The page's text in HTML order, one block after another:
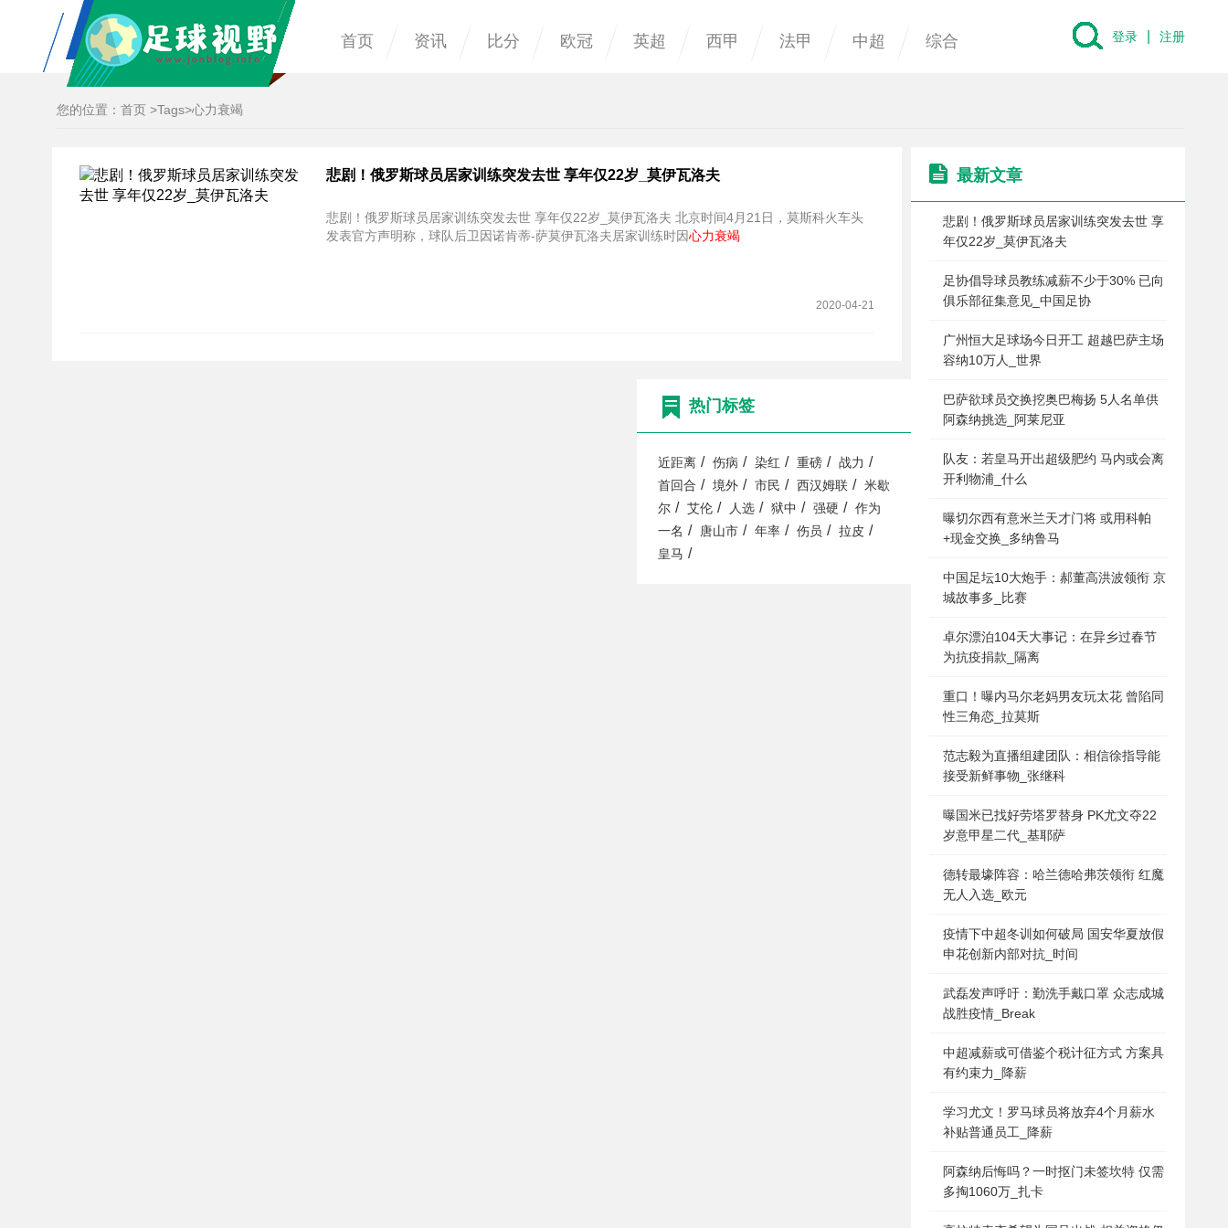
首页 资讯 比分 欧冠 英超 西甲 法甲 中超 综合 登录 注册
您的位置： 首页 >Tags>心力衰竭
悲剧！俄罗斯球员居家训练突发去世 享年仅22岁_莫伊瓦洛夫
悲剧！俄罗斯球员居家训练突发去世 享年仅22岁_莫伊瓦洛夫 北京时间4月21日，莫斯科火车头
发表官方声明称，球队后卫因诺肯蒂-萨莫伊瓦洛夫居家训练时因心力衰竭
2020-04-21
最新文章
悲剧！俄罗斯球员居家训练突发去世 享
年仅22岁_莫伊瓦洛夫
足协倡导球员教练减薪不少于30% 已向
俱乐部征集意见_中国足协
广州恒大足球场今日开工 超越巴萨主场
容纳10万人_世界
巴萨欲球员交换挖奥巴梅扬 5人名单供
阿森纳挑选_阿莱尼亚
队友：若皇马开出超级肥约 马内或会离
开利物浦_什么
曝切尔西有意米兰天才门将 或用科帕
+现金交换_多纳鲁马
中国足坛10大炮手：郝董高洪波领衔 京
城故事多_比赛
卓尔漂泊104天大事记：在异乡过春节
为抗疫捐款_隔离
重口！曝内马尔老妈男友玩太花 曾陷同
性三角恋_拉莫斯
范志毅为直播组建团队：相信徐指导能
接受新鲜事物_张继科
曝国米已找好劳塔罗替身 PK尤文夺22
岁意甲星二代_基耶萨
德转最壕阵容：哈兰德哈弗茨领衔 红魔
无人入选_欧元
疫情下中超冬训如何破局 国安华夏放假
申花创新内部对抗_时间
武磊发声呼吁：勤洗手戴口罩 众志成城
战胜疫情_Break
中超减薪或可借鉴个税计征方式 方案具
有约束力_降薪
学习尤文！罗马球员将放弃4个月薪水
补贴普通员工_降薪
阿森纳后悔吗？一时抠门未签坎特 仅需
多掏1060万_扎卡
热门标签
近距离 / 伤病 / 染红 / 重磅 / 战力 /
首回合 / 境外 / 市民 / 西汉姆联 /
米歇
尔 / 艾伦 / 人选 / 狱中 / 强硬 /
作为
一名 / 唐山市 / 年率 / 伤员 / 拉皮 /
皇马 /